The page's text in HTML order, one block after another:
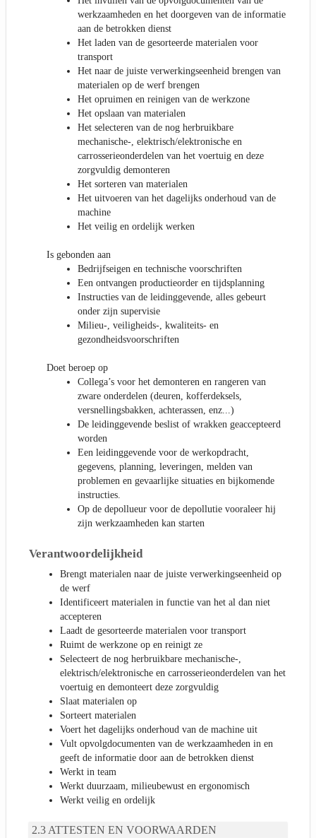
werkzaamheden en het doorgeven van de informatie
aan de betrokken dienst
Het laden van de gesorteerde materialen voor
transport
Het naar de juiste verwerkingseenheid brengen van
materialen op de werf brengen
Het opruimen en reinigen van de werkzone
Het opslaan van materialen
Het selecteren van de nog herbruikbare
mechanische-, elektrisch/elektronische en
carrosserieonderdelen van het voertuig en deze
zorgvuldig demonteren
Het sorteren van materialen
Het uitvoeren van het dagelijks onderhoud van de
machine
Het veilig en ordelijk werken
Is gebonden aan
Bedrijfseigen en technische voorschriften
Een ontvangen productieorder en tijdsplanning
Instructies van de leidinggevende, alles gebeurt
onder zijn supervisie
Milieu-, veiligheids-, kwaliteits- en
gezondheidsvoorschriften
Doet beroep op
Collega’s voor het demonteren en rangeren van
zware onderdelen (deuren, kofferdeksels,
versnellingsbakken, achterassen, enz...)
De leidinggevende beslist of wrakken geaccepteerd
worden
Een leidinggevende voor de werkopdracht,
gegevens, planning, leveringen, melden van
problemen en gevaarlijke situaties en bijkomende
instructies.
Op de depollueur voor de depollutie vooraleer hij
zijn werkzaamheden kan starten
Verantwoordelijkheid
Brengt materialen naar de juiste verwerkingseenheid op
de werf
Identificeert materialen in functie van het al dan niet
accepteren
Laadt de gesorteerde materialen voor transport
Ruimt de werkzone op en reinigt ze
Selecteert de nog herbruikbare mechanische-,
elektrisch/elektronische en carrosserieonderdelen van het
voertuig en demonteert deze zorgvuldig
Slaat materialen op
Sorteert materialen
Voert het dagelijks onderhoud van de machine uit
Vult opvolgdocumenten van de werkzaamheden in en
geeft de informatie door aan de betrokken dienst
Werkt in team
Werkt duurzaam, milieubewust en ergonomisch
Werkt veilig en ordelijk
ATTESTEN EN VOORWAARDEN